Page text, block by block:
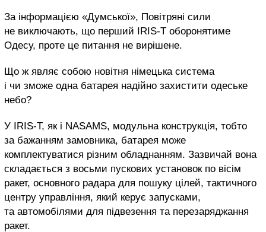
За інформацією «Думської», Повітряні сили
не виключають, що перший IRIS-T оборонятиме
Одесу, проте це питання не вирішене.
Що ж являє собою новітня німецька система
і чи зможе одна батарея надійно захистити одеське
небо?
У IRIS-T, як і NASAMS, модульна конструкція, тобто
за бажанням замовника, батарея може
комплектуватися різним обладнанням. Зазвичай вона
складається з восьми пускових установок по вісім
ракет, основного радара для пошуку цілей, тактичного
центру управління, який керує запусками,
та автомобілями для підвезення та перезаряджання
ракет.